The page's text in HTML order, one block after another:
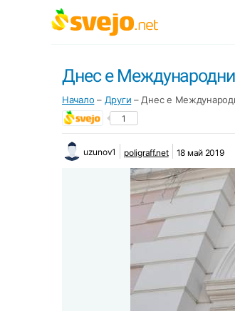
Днес е
Начало – Други – Днес е
1
uzunov1 poligraff.net 18 май 2019